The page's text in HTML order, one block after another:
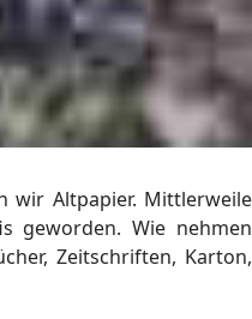
wir Altpapier. Mittlerweile
geworden. Wie nehmen
Zeitschriften, Karton,